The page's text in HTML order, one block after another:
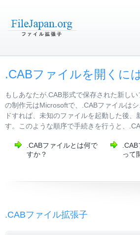
.CABファイルを開くに
もしあなたが.CAB形式で保存された新し
の制作元はMicrosoftで、.CABファイルは
ドすれば、未知のファイルを起動した後
す。このような順序で手続きを行うと、
.CABファイルとは何で
すか？
って
.CABファイル拡張子